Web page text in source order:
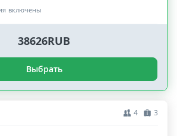
включены
38626RUB
Выбрать
4 3